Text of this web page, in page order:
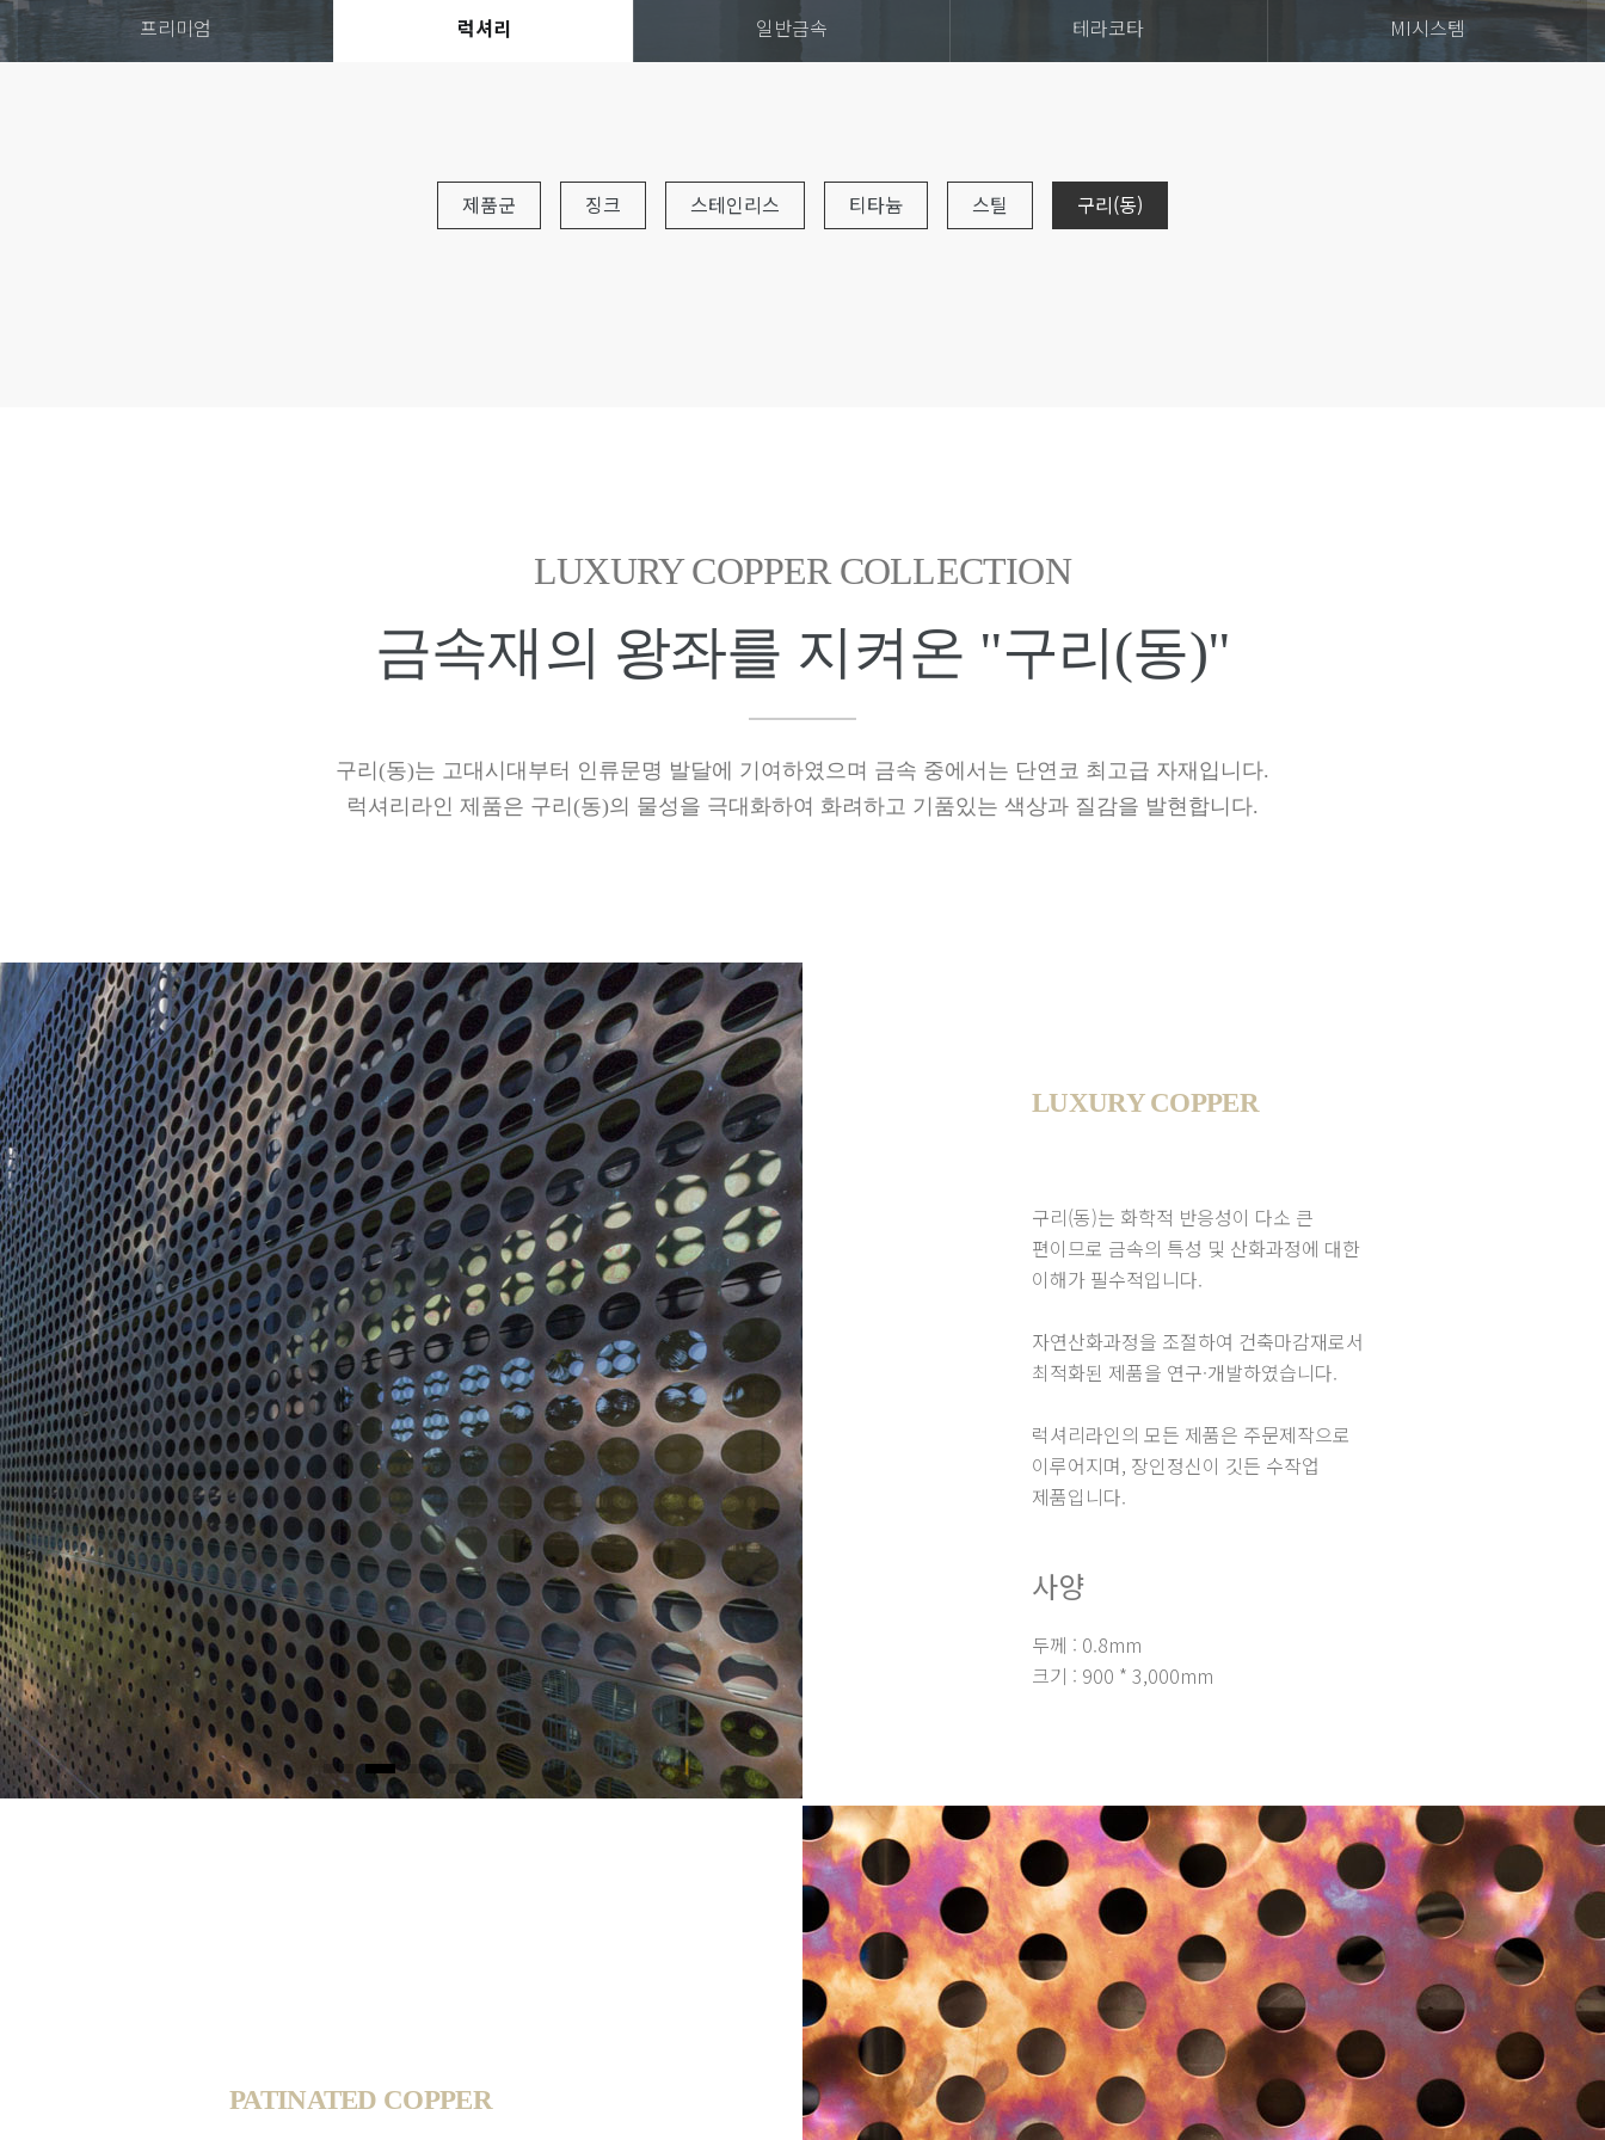
프리미엄 럭셔리 일반금속 테라코타 MI시스템
제품군 징크 스테인리스 티타늄 스틸 구리(동)
LUXURY COPPER COLLECTION
금속재의 왕좌를 지켜온 "구리(동)"
구리(동)는 고대시대부터 인류문명 발달에 기여하였으며 금속 중에서는 단연코 최고급 자재입니다.
럭셔리라인 제품은 구리(동)의 물성을 극대화하여 화려하고 기품있는 색상과 질감을 발현합니다.
LUXURY COPPER
구리(동)는 화학적 반응성이 다소 큰
편이므로 금속의 특성 및 산화과정에 대한
이해가 필수적입니다.
자연산화과정을 조절하여 건축마감재로서
최적화된 제품을 연구·개발하였습니다.
럭셔리라인의 모든 제품은 주문제작으로
이루어지며, 장인정신이 깃든 수작업
제품입니다.
사양
두께 : 0.8mm
크기 : 900 * 3,000mm
PATINATED COPPER